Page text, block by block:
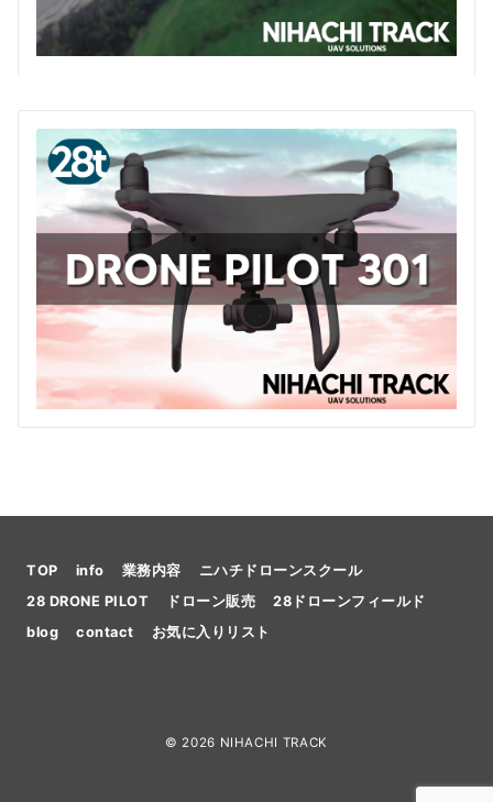
TOP info 業務内容
ニハチドローンスクール
28 DRONE PILOT
ドローン販売
28ドローンフィールド
blog
contact お気に入りリスト
© 2026 NIHACHI TRACK